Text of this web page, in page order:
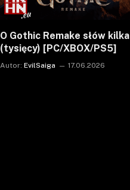
O Gothic Remake słów kilka
(tysięcy) [PC/XBOX/PS5]
Autor: EvilSaiga 17.06.2026